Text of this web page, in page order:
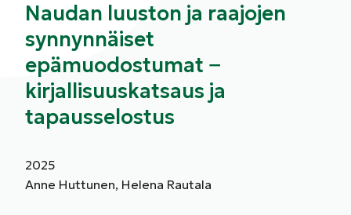
Naudan luuston ja raajojen
synnynnäiset
epämuodostumat −
kirjallisuuskatsaus ja
tapausselostus
2025
Anne Huttunen, Helena Rautala